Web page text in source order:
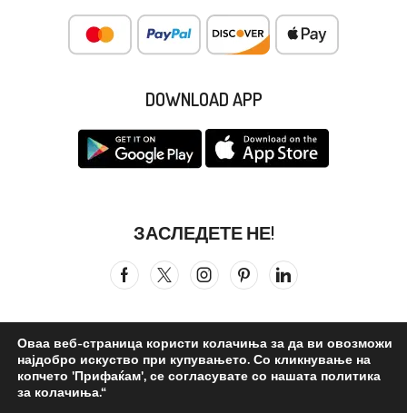
DOWNLOAD APP
ЗАСЛЕДЕТЕ НЕ!
Сите права се задржани © 2026Бистра Вода. ©reated by –
Оваа веб-страница користи колачиња за да ви овозможи
најдобро искуство при купувањето. Со кликнување на
копчето 'Прифаќам', се согласувате со нашата политика
за колачиња.“